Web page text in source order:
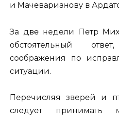
и Мачеварианову в
За две недели Петр
обстоятельный
соображения по
ситуации.
Перечисляя зверей и
следует принимать